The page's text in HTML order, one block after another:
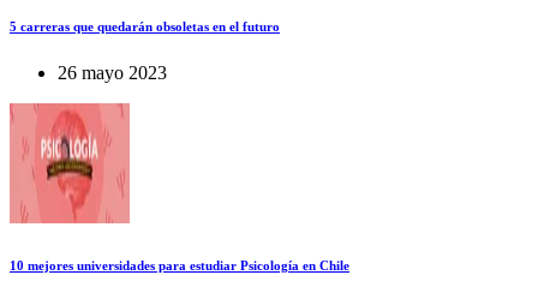
5 carreras que quedarán obsoletas en el futuro
26 mayo 2023
10 mejores universidades para estudiar Psicología en Chile